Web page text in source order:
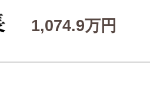
1,074.9万円